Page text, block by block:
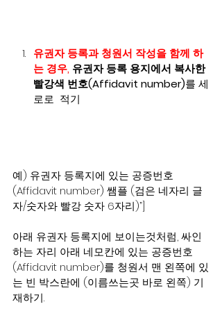
유권자 등록과 청원서 작성을 함께 하
는 경우, 유권자 등록 용지에서 복사한
빨강색 번호(Affidavit number)를 세
로로  적기
예) 유권자 등록지에 있는 공증번호
(Affidavit number) 쌤플 (검은 네자리 글
자/숫자와 빨강 숫자 6자리)”]
아래 유권자 등록지에 보이는것처럼, 싸인
하는 자리 아래 네모칸에 있는 공증번호
(Affidavit number)를 청원서 맨 왼쪽에 있
는 빈 박스란에 (이름쓰는곳 바로 왼쪽) 기
재하기.